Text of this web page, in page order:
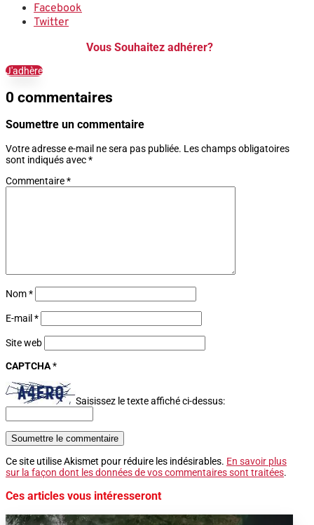
Facebook
Twitter
Vous Souhaitez adhérer?
J'adhère
0 commentaires
Soumettre un commentaire
Votre adresse e-mail ne sera pas publiée. Les champs obligatoires
sont indiqués avec*
Commentaire*
Nom*
E-mail *
Site web
CAPTCHA*
Saisissez le texte affiché ci-dessus:
Soumettre le commentaire
Ce site utilise Akismet pour réduire les indésirables. En savoir plus
sur la façon dont les données de vos commentaires sont traitées.
Ces articles vous intéresseront